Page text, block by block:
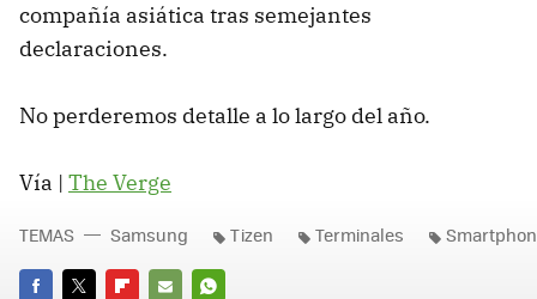
compañía asiática tras semejantes
declaraciones.
No perderemos detalle a lo largo del año.
Vía | The Verge
TEMAS Samsung Tizen Terminales